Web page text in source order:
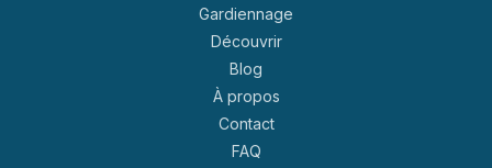
Gardiennage
Découvrir
Blog
À propos
Contact
FAQ